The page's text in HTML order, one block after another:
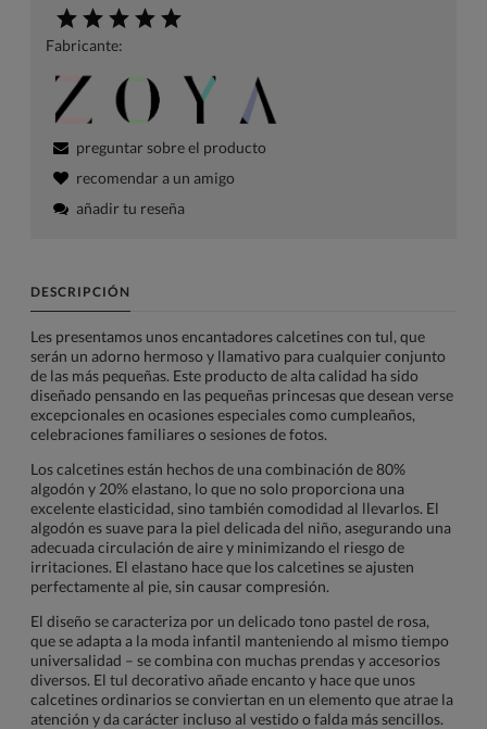
Fabricante:
preguntar sobre el producto
recomendar a un amigo
añadir tu reseña
DESCRIPCIÓN
Les presentamos unos encantadores calcetines con tul, que
serán un adorno hermoso y llamativo para cualquier conjunto
de las más pequeñas. Este producto de alta calidad ha sido
diseñado pensando en las pequeñas princesas que desean verse
excepcionales en ocasiones especiales como cumpleaños,
celebraciones familiares o sesiones de fotos.
Los calcetines están hechos de una combinación de 80%
algodón y 20% elastano, lo que no solo proporciona una
excelente elasticidad, sino también comodidad al llevarlos. El
algodón es suave para la piel delicada del niño, asegurando una
adecuada circulación de aire y minimizando el riesgo de
irritaciones. El elastano hace que los calcetines se ajusten
perfectamente al pie, sin causar compresión.
El diseño se caracteriza por un delicado tono pastel de rosa,
que se adapta a la moda infantil manteniendo al mismo tiempo
universalidad – se combina con muchas prendas y accesorios
diversos. El tul decorativo añade encanto y hace que unos
calcetines ordinarios se conviertan en un elemento que atrae la
atención y da carácter incluso al vestido o falda más sencillos.